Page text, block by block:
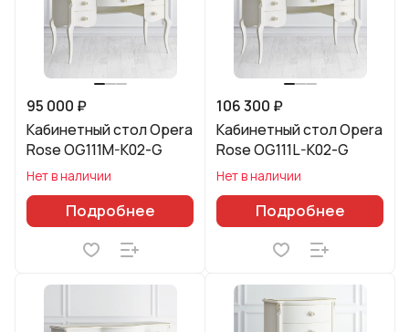
95 000 ₽
Кабинетный стол Opera
Rose OG111M-K02-G
Нет в наличии
Подробнее
106 300 ₽
Кабинетный стол Opera
Rose OG111L-K02-G
Нет в наличии
Подробнее